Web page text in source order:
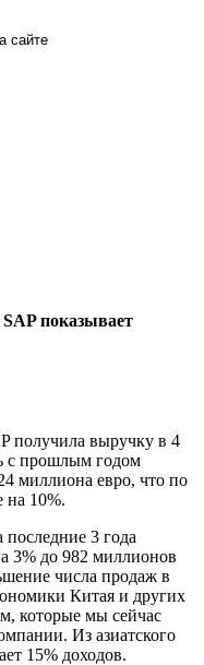
показывает
получила выручку в 4
с прошлым годом
миллиона евро, что по
10%.
3 года
3% до 982 миллионов
числа продаж в
Китая и других
которые мы сейчас
Из азиатского
15% доходов.